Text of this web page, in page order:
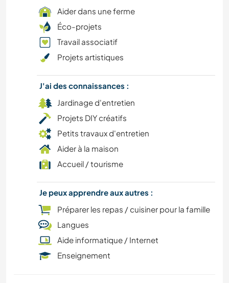
Aider dans une ferme
Éco-projets
Travail associatif
Projets artistiques
J'ai des connaissances :
Jardinage d'entretien
Projets DIY créatifs
Petits travaux d'entretien
Aider à la maison
Accueil / tourisme
Je peux apprendre aux autres :
Préparer les repas / cuisiner pour la famille
Langues
Aide informatique / Internet
Enseignement